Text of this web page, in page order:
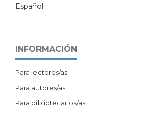
Español
INFORMACIÓN
Para lectores/as
Para autores/as
Para bibliotecarios/as